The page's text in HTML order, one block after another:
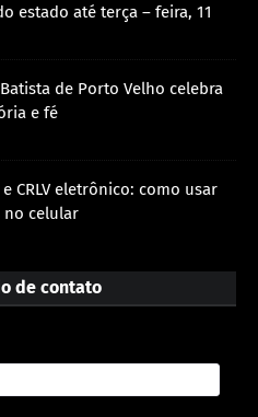
estado até terça – feira, 11
de Porto Velho celebra
e fé
e CRLV eletrônico: como usar
no celular
de contato